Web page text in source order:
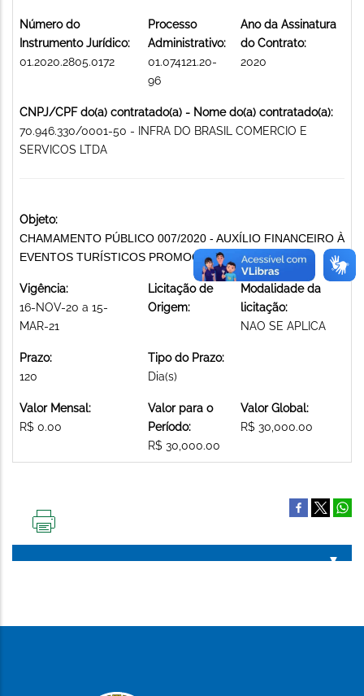
Número do
Instrumento Jurídico:
01.2020.2805.0172
Processo
Administrativo:
01.074121.20-
96
Ano da Assinatura
do Contrato:
2020
CNPJ/CPF do(a) contratado(a) - Nome do(a) contratado(a):
70.946.330/0001-50 - INFRA DO BRASIL COMERCIO E
SERVICOS LTDA
Objeto:
CHAMAMENTO PÚBLICO 007/2020 - AUXÍLIO FINANCEIRO À
EVENTOS TURÍSTICOS PROMOÇÃO DE EVENTOS
Vigência:
16-NOV-20 a 15-
MAR-21
Licitação de
Origem:
Modalidade da
licitação:
NAO SE APLICA
Prazo:
120
Tipo do Prazo:
Dia(s)
Valor Mensal:
R$ 0.00
Valor para o
Período:
R$ 30,000.00
Valor Global:
R$ 30,000.00
PÁGINA